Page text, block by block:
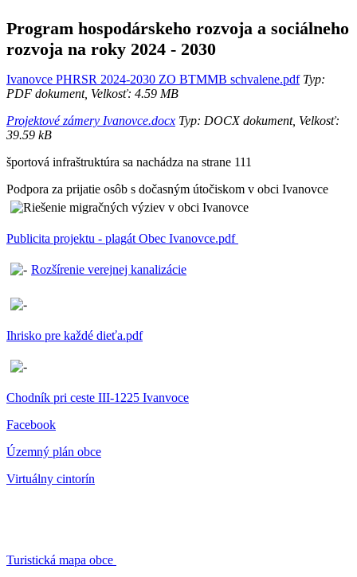
Program hospodárskeho rozvoja a sociálneho
rozvoja na roky 2024 - 2030
Ivanovce PHRSR 2024-2030 ZO BTMMB schvalene.pdfTyp:
PDF dokument, Velkosť: 4.59 MB
Projektové zámery Ivanovce.docx Typ: DOCX dokument, Velkosť:
39.59 kB
športová infraštruktúra sa nachádza na strane 111
Podpora za prijatie osôb s dočasným útočiskom v obci Ivanovce
Publicita projektu - plagát Obec Ivanovce.pdf
Rozšírenie verejnej kanalizácie
Ihrisko pre každé dieťa.pdf
Chodník pri ceste III-1225 Ivanvoce
Facebook
Územný plán obce
Virtuálny cintorín
Turistická mapa obce